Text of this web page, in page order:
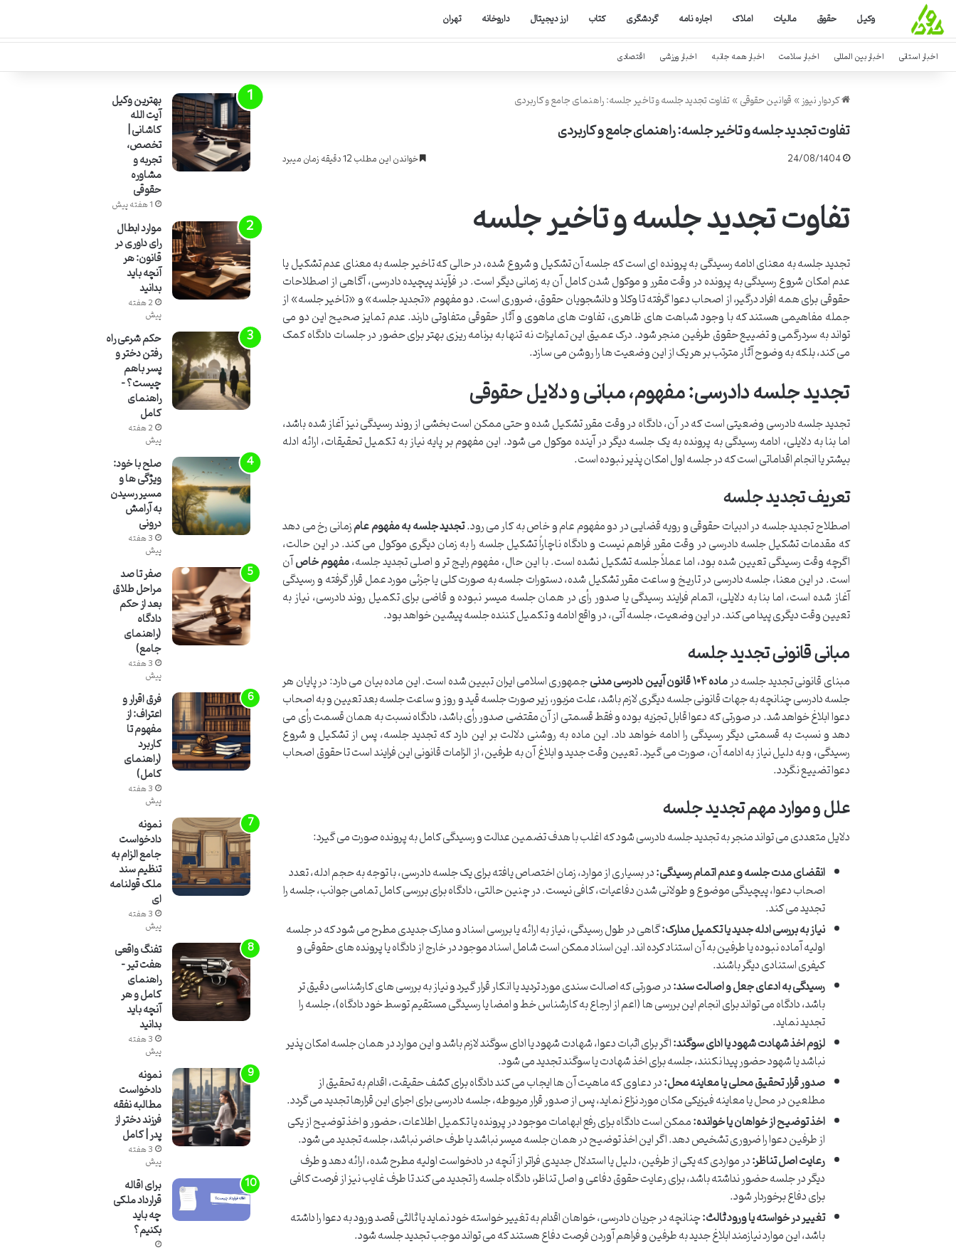
وکیل حقوق مالیات املاک اجاره نامه گردشگری کتاب ارز دیجیتال داروخانه تهران
اخبار استانی اخبار بین المللی اخبار سلامت اخبار همه جانبه اخبار ورزشی اقتصادی
کردوار نیوز»قوانین حقوقی»تفاوت تجدید جلسه و تاخیر جلسه: راهنمای جامع و کاربردی
تفاوت تجدید جلسه و تاخیر جلسه: راهنمای جامع و کاربردی
24/08/1404 خواندن این مطلب 12 دقیقه زمان میبرد
تفاوت تجدید جلسه و تاخیر جلسه
تجدید جلسه به معنای ادامه رسیدگی به پرونده ای است که جلسه آن تشکیل و شروع شده، در حالی که تاخیر جلسه به معنای عدم تشکیل یا
عدم امکان شروع رسیدگی به پرونده در وقت مقرر و موکول شدن کامل آن به زمانی دیگر است. در فرآیند پیچیده دادرسی، آگاهی از اصطلاحات
حقوقی برای همه افراد درگیر، از اصحاب دعوا گرفته تا وکلا و دانشجویان حقوق، ضروری است. دو مفهوم «تجدید جلسه» و «تاخیر جلسه» از
جمله مفاهیمی هستند که با وجود شباهت های ظاهری، تفاوت های ماهوی و آثار حقوقی متفاوتی دارند. عدم تمایز صحیح این دو می
تواند به سردرگمی و تضییع حقوق طرفین منجر شود. درک عمیق این تمایزات نه تنها به برنامه ریزی بهتر برای حضور در جلسات دادگاه کمک
می کند، بلکه به وضوح آثار مترتب بر هر یک از این وضعیت ها را روشن می سازد.
تجدید جلسه دادرسی: مفهوم، مبانی و دلایل حقوقی
تجدید جلسه دادرسی وضعیتی است که در آن، دادگاه در وقت مقرر تشکیل شده و حتی ممکن است بخشی از روند رسیدگی نیز آغاز شده باشد،
اما بنا به دلایلی، ادامه رسیدگی به پرونده به یک جلسه دیگر در آینده موکول می شود. این مفهوم بر پایه نیاز به تکمیل تحقیقات، ارائه ادله
بیشتر یا انجام اقداماتی است که در جلسه اول امکان پذیر نبوده است.
تعریف تجدید جلسه
اصطلاح تجدید جلسه در ادبیات حقوقی و رویه قضایی در دو مفهوم عام و خاص به کار می رود.تجدید جلسه به مفهوم عامزمانی رخ می دهد
که مقدمات تشکیل جلسه دادرسی در وقت مقرر فراهم نیست و دادگاه ناچاراً تشکیل جلسه را به زمان دیگری موکول می کند. در این حالت،
اگرچه وقت رسیدگی تعیین شده بود، اما عملاً جلسه تشکیل نشده است. با این حال، مفهوم رایج تر و اصلی تجدید جلسه،مفهوم خاصآن
است. در این معنا، جلسه دادرسی در تاریخ و ساعت مقرر تشکیل شده، دستورات جلسه به صورت کلی یا جزئی مورد عمل قرار گرفته و رسیدگی
آغاز شده است، اما بنا به دلایلی، اتمام فرایند رسیدگی یا صدور رأی در همان جلسه میسر نبوده و قاضی برای تکمیل روند دادرسی، نیاز به
تعیین وقت دیگری پیدا می کند. در این وضعیت، جلسه آتی، در واقع ادامه و تکمیل کننده جلسه پیشین خواهد بود.
مبانی قانونی تجدید جلسه
مبنای قانونی تجدید جلسه درماده ۱۰۴ قانون آیین دادرسی مدنی جمهوری اسلامی ایران تبیین شده است. این ماده بیان می دارد: در پایان هر
جلسه دادرسی چنانچه به جهات قانونی جلسه دیگری لازم باشد، علت مزبور، زیر صورت جلسه قید و روز و ساعت جلسه بعد تعیین و به اصحاب
دعوا ابلاغ خواهد شد. در صورتی که دعوا قابل تجزیه بوده و فقط قسمتی از آن مقتضی صدور رأی باشد، دادگاه نسبت به همان قسمت رأی می
دهد و نسبت به قسمتی دیگر رسیدگی را ادامه خواهد داد. این ماده به روشنی دلالت بر این دارد که تجدید جلسه، پس از تشکیل و شروع
رسیدگی، و به دلیل نیاز به ادامه آن، صورت می گیرد. تعیین وقت جدید و ابلاغ آن به طرفین، از الزامات قانونی این فرایند است تا حقوق اصحاب
دعوا تضییع نگردد.
علل و موارد مهم تجدید جلسه
دلایل متعددی می تواند منجر به تجدید جلسه دادرسی شود که اغلب با هدف تضمین عدالت و رسیدگی کامل به پرونده صورت می گیرد:
انقضای مدت جلسه و عدم اتمام رسیدگی:در بسیاری از موارد، زمان اختصاص یافته برای یک جلسه دادرسی، با توجه به حجم ادله، تعدد
اصحاب دعوا، پیچیدگی موضوع و طولانی شدن دفاعیات، کافی نیست. در چنین حالتی، دادگاه برای بررسی کامل تمامی جوانب، جلسه را
تجدید می کند.
نیاز به بررسی ادله جدید یا تکمیل مدارک:گاهی در طول رسیدگی، نیاز به ارائه یا بررسی اسناد و مدارک جدیدی مطرح می شود که در جلسه
اولیه آماده نبوده یا طرفین به آن استناد کرده اند. این اسناد ممکن است شامل اسناد موجود در خارج از دادگاه یا پرونده های حقوقی و
کیفری استنادی دیگر باشند.
رسیدگی به ادعای جعل و اصالت سند:در صورتی که اصالت سندی مورد تردید یا انکار قرار گیرد و نیاز به بررسی های کارشناسی دقیق تر
باشد، دادگاه می تواند برای انجام این بررسی ها (اعم از ارجاع به کارشناس خط و امضا یا رسیدگی مستقیم توسط خود دادگاه)، جلسه را
تجدید نماید.
لزوم اخذ شهادت شهود یا ادای سوگند:اگر برای اثبات دعوا، شهادت شهود یا ادای سوگند لازم باشد و این موارد در همان جلسه امکان پذیر
نباشد یا شهود حضور پیدا نکنند، جلسه برای اخذ شهادت یا سوگند تجدید می شود.
صدور قرار تحقیق محلی یا معاینه محل:در دعاوی که ماهیت آن ها ایجاب می کند دادگاه برای کشف حقیقت، اقدام به تحقیق از
مطلعین در محل یا معاینه فیزیکی مکان مورد نزاع نماید، پس از صدور قرار مربوطه، جلسه دادرسی برای اجرای این قرارها تجدید می گردد.
اخذ توضیح از خواهان یا خوانده:ممکن است دادگاه برای رفع ابهامات موجود در پرونده یا تکمیل اطلاعات، حضور و اخذ توضیح از یکی
از طرفین دعوا را ضروری تشخیص دهد. اگر این اخذ توضیح در همان جلسه میسر نباشد یا طرف حاضر نباشد، جلسه تجدید می شود.
رعایت اصل تناظر:در مواردی که یکی از طرفین، دلیل یا استدلال جدیدی فراتر از آنچه در دادخواست اولیه مطرح شده، ارائه دهد و طرف
دیگر در جلسه حضور نداشته باشد، برای رعایت حقوق دفاعی و اصل تناظر، دادگاه جلسه را تجدید می کند تا طرف غایب نیز از فرصت کافی
برای دفاع برخوردار شود.
تغییر در خواسته یا ورود ثالث:چنانچه در جریان دادرسی، خواهان اقدام به تغییر خواسته خود نماید یا ثالثی قصد ورود به دعوا را داشته
باشد، این موارد نیازمند ابلاغ جدید به طرفین و فراهم آوردن فرصت دفاع هستند که می تواند موجب تجدید جلسه شود.
بهترین وکیل
آیت الله
کاشانی |
تخصص،
تجربه و
مشاوره
حقوقی
1 هفته پیش
موارد ابطال
رای داوری در
قانون: هر
آنچه باید
بدانید
2 هفته
پیش
حکم شرعی راه
رفتن دختر و
پسر باهم
چیست؟ –
راهنمای
کامل
2 هفته
پیش
صلح با خود:
ویژگی ها و
مسیر رسیدن
به آرامش
درونی
3 هفته
پیش
صفر تا صد
مراحل طلاق
بعد از حکم
دادگاه
(راهنمای
جامع)
3 هفته
پیش
فرق اقرار و
اعتراف: از
مفهوم تا
کاربرد
(راهنمای
کامل)
3 هفته
پیش
نمونه
دادخواست
جامع الزام به
تنظیم سند
ملک قولنامه
ای
3 هفته
پیش
تفنگ واقعی
هفت تیر –
راهنمای
کامل و هر
آنچه باید
بدانید
3 هفته
پیش
نمونه
دادخواست
مطالبه نفقه
فرزند دختر از
پدر | کامل
3 هفته
پیش
برای اقاله
قرارداد ملکی
چه باید
بکنیم؟